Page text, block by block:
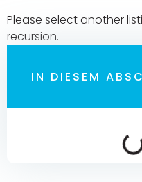
Please select another
recursion.
IN DIESEM